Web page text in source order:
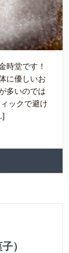
時堂です！
に優しいお
多いのでは
ックで避け
）